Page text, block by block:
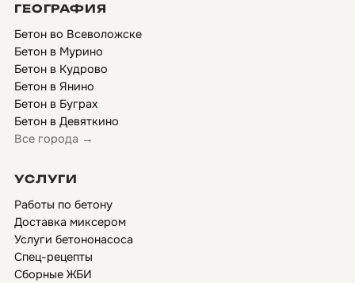
ГЕОГРАФИЯ
Бетон во Всеволожске
Бетон в Мурино
Бетон в Кудрово
Бетон в Янино
Бетон в Буграх
Бетон в Девяткино
Все города →
УСЛУГИ
Работы по бетону
Доставка миксером
Услуги бетононасоса
Спец-рецепты
Сборные ЖБИ